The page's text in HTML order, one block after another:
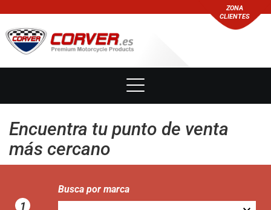
ZONA
CLIENTES
Encuentra tu punto de venta
más cercano
1
Busca por marca